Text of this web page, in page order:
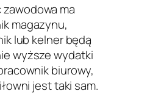
ma
magazynu,
lub kelner będą
wyższe wydatki
biurowy,
jest taki sam.